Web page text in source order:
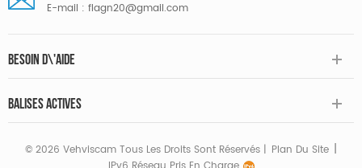
E-mail : flagn20@gmail.com
BESOIN D\'AIDE
BALISES ACTIVES
© 2026 Vehviscam Tous Les Droits Sont Réservés | Plan Du Site |